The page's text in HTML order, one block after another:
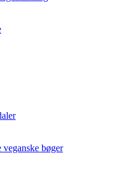
veganske bøger